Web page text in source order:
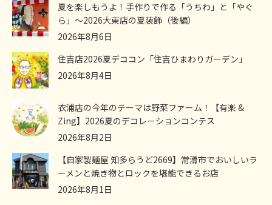
夏を楽しもうよ！手作りで作る「うちわ」と「やぐ
ら」～2026大東店の夏装飾（後編）
2026年8月6日
住吉店2026夏デココン「住吉ひまわりガーデン」
2026年8月4日
衣浦店の今年のテーマは野菜ファーム！【有楽 &
Zing】2026夏のデコレーションコンテス
2026年8月2日
【自家製麺屋 知多らうど2669】常滑市でおいしいラ
ーメンと焼き物とロックを堪能できるお店
2026年8月1日